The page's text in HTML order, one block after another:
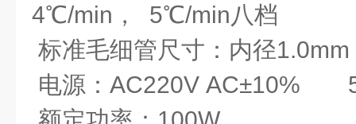
4℃/min， 5℃/min八档
标准毛细管尺寸：内径
电源：AC220V AC±10%